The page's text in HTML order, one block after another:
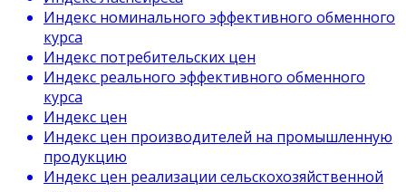
Индекс номинального эффективного обменного
курса
Индекс потребительских цен
Индекс реального эффективного обменного
курса
Индекс цен
Индекс цен производителей на промышленную
продукцию
Индекс цен реализации сельскохозяйственной